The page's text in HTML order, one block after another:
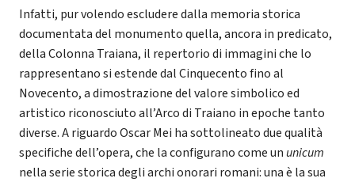
Infatti, pur volendo escludere dalla memoria storica
documentata del monumento quella, ancora in predicato,
della Colonna Traiana, il repertorio di immagini che lo
rappresentano si estende dal Cinquecento fino al
Novecento, a dimostrazione del valore simbolico ed
artistico riconosciuto all’Arco di Traiano in epoche tanto
diverse. A riguardo Oscar Mei ha sottolineato due qualità
specifiche dell’opera, che la configurano come ununicum
nella serie storica degli archi onorari romani: una è la sua